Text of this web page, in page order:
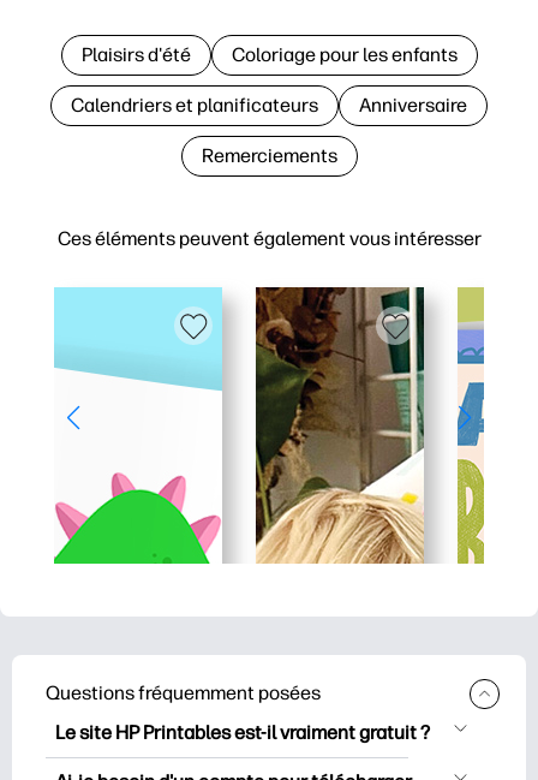
Ces éléments peuvent également vous intéresser
Plaisirs d'été Coloriage pour les enfants
Calendriers et planificateurs Anniversaire
Remerciements
Questions fréquemment posées
Le site HP Printables est-il vraiment gratuit ?
HP Printables propose plus de 2500